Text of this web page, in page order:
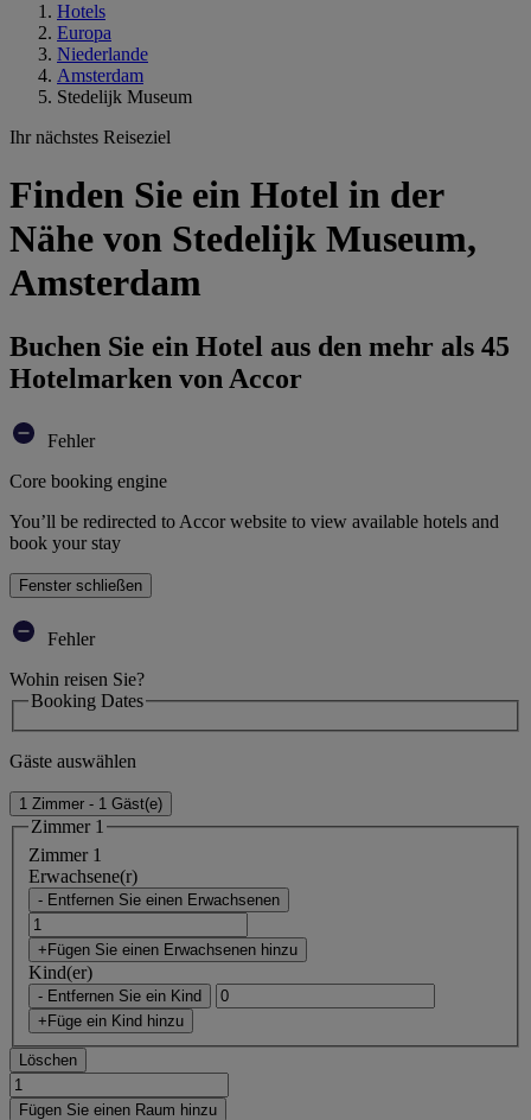
Hotels
Europa
Niederlande
Amsterdam
Stedelijk Museum
Ihr nächstes Reiseziel
Finden Sie ein Hotel in der
Nähe von Stedelijk Museum,
Amsterdam
Buchen Sie ein Hotel aus den mehr als 45
Hotelmarken von Accor
Fehler
Core booking engine
You’ll be redirected to Accor website to view available hotels and
book your stay
Fenster schließen
Fehler
Wohin reisen Sie?
Booking Dates
Gäste auswählen
1 Zimmer - 1 Gäst(e)
Zimmer 1
Zimmer 1
Erwachsene(r)
- Entfernen Sie einen Erwachsenen
+Fügen Sie einen Erwachsenen hinzu
Kind(er)
- Entfernen Sie ein Kind
+Füge ein Kind hinzu
Löschen
Fügen Sie einen Raum hinzu